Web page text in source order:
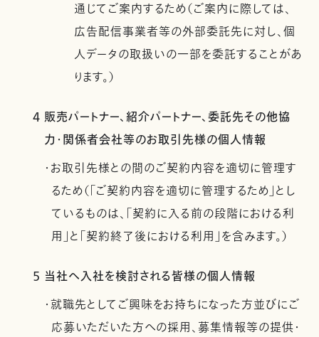
通じてご案内するため（ご案内に際しては、
広告配信事業者等の外部委託先に対し、個
人データの取扱いの一部を委託することがあ
ります。）
4 販売パートナー、紹介パートナー、委託先その他協
力・関係者会社等のお取引先様の個人情報
・お取引先様との間のご契約内容を適切に管理す
るため（「ご契約内容を適切に管理するため」とし
ているものは、「契約に入る前の段階における利
用」と「契約終了後における利用」を含みます。）
5 当社へ入社を検討される皆様の個人情報
・就職先としてご興味をお持ちになった方並びにご
応募いただいた方への採用、募集情報等の提供・